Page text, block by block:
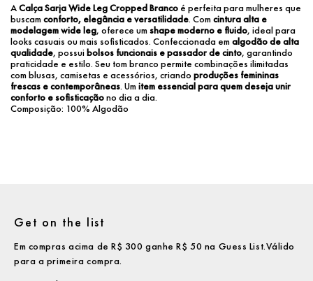
A Calça Sarja Wide Leg Cropped Branco é perfeita para mulheres que
buscam conforto, elegância e versatilidade. Com cintura alta e
modelagem wide leg, oferece um shape moderno e fluido, ideal para
looks casuais ou mais sofisticados. Confeccionada em algodão de alta
qualidade, possui bolsos funcionais e passador de cinto, garantindo
praticidade e estilo. Seu tom branco permite combinações ilimitadas
com blusas, camisetas e acessórios, criando produções femininas
frescas e contemporâneas. Um item essencial para quem deseja unir
conforto e sofisticação no dia a dia.
Composição: 100% Algodão
Get on the list
Em compras acima de R$ 300 ganhe R$ 50 na Guess List.Válido
para a primeira compra.